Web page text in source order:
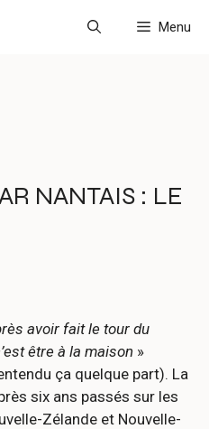
Menu
NANTAIS : LE
avoir fait le tour du
être à la maison »
ça quelque part). La
six ans passés sur les
Zélande et Nouvelle-